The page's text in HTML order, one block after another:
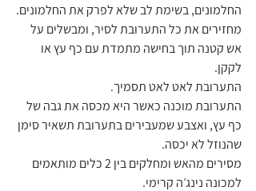
החלמונים, בשימת לב שלא לפרק את החלמונים.
מחזירים את כל התערובת לסיר, ומבשלים על
אש קטנה תוך בחישה מתמדת עם כף עץ או
לקקן.
התערובת לאט לאט תסמיך.
התערובת מוכנה כאשר היא מכסה את גבה של
כף עץ, ואצבע שמעבירים בתערובת תשאיר סימן
שהנוזל לא יכסה.
מסירים מהאש ומחלקים בין 2 כלים מותאמים
למכונה נינג׳ה קרימי.